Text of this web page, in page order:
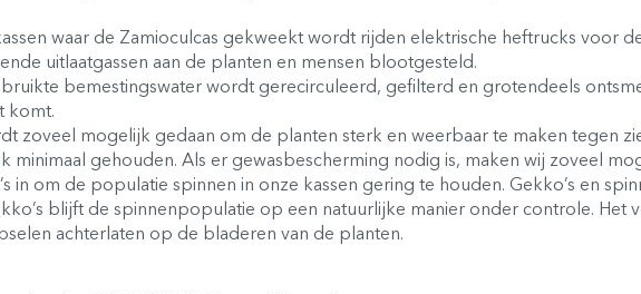
waar de Zamioculcas gekweekt wordt rijden elektrische heftrucks voor
uitlaatgassen aan de planten en mensen blootgesteld.
bemestingswater wordt gerecirculeerd, gefilterd en grotendeels
komt.
zoveel mogelijk gedaan om de planten sterk en weerbaar te maken tegen
minimaal gehouden. Als er gewasbescherming nodig is, maken wij zoveel
in om de populatie spinnen in onze kassen gering te houden. Gekko’s en
blijft de spinnenpopulatie op een natuurlijke manier onder controle. Het
achterlaten op de bladeren van de planten.